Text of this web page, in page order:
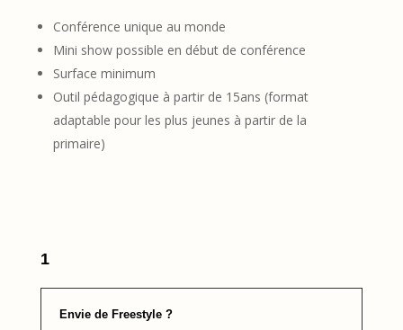
Conférence unique au monde
Mini show possible en début de conférence
Surface minimum
Outil pédagogique à partir de 15ans (format
adaptable pour les plus jeunes à partir de la
primaire)
1
Envie de Freestyle ?